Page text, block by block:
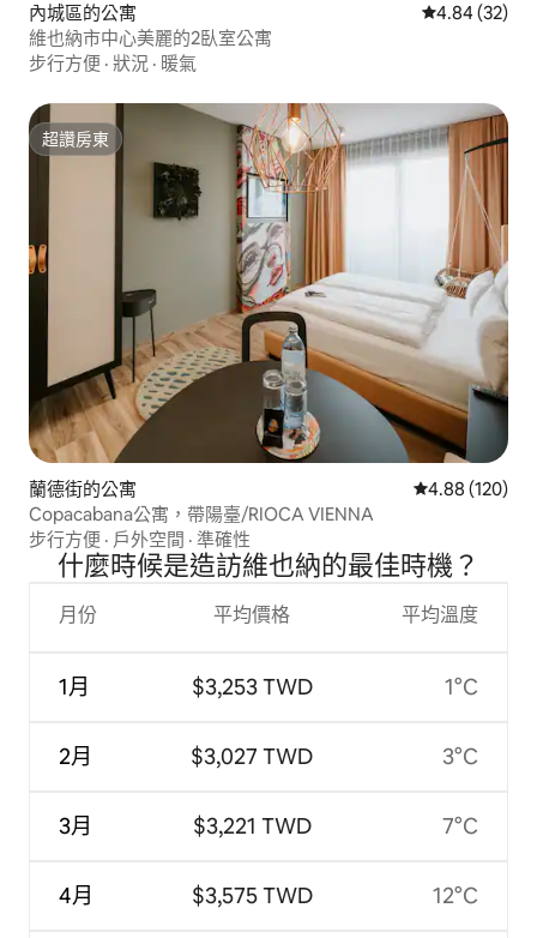
內城區的公寓 從 32 則評價
4.84 (32)
維也納市中心美麗的2臥室公寓
步行方便 · 狀況 · 暖氣
超讚房東
超讚房東
蘭德街的公寓 從 120 則評價
4.88 (120)
Copacabana公寓，帶陽臺/RIOCA VIENNA
步行方便 · 戶外空間 · 準確性
什麼時候是造訪維也納的最佳時機？
月份
1月
2月
3月
4月
平均價格
$3,253 TWD
$3,027 TWD
$3,221 TWD
$3,575 TWD
平均溫度
1°C
3°C
7°C
12°C